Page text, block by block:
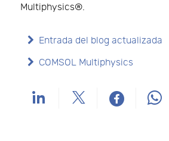
Multiphysics®.
Entrada del blog actualizada
COMSOL Multiphysics